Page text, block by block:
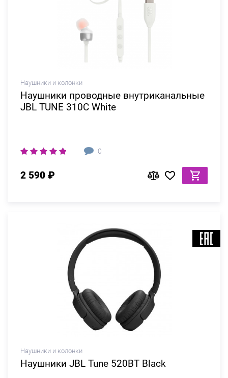
Наушники и колонки
Наушники проводные внутриканальные
JBL TUNE 310C White
0
2 590 ₽
Наушники и колонки
Наушники JBL Tune 520BT Black